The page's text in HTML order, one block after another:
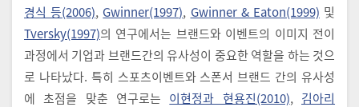
경식 등(2006), Gwinner(1997), Gwinner & Eaton(1999) 및
Tversky(1997)의 연구에서는 브랜드와 이벤트의 이미지 전이
과정에서 기업과 브랜드간의 유사성이 중요한 역할을 하는 것으
로 나타났다. 특히 스포츠이벤트와 스폰서 브랜드 간의 유사성
에 초점을 맞춘 연구로는 이현정과 현용진(2010), 김아리